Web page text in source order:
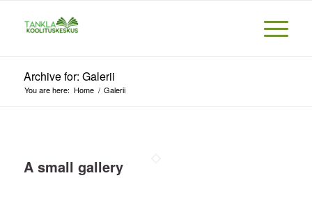
Archive for: Galerii
You are here: Home / Galerii
A small gallery